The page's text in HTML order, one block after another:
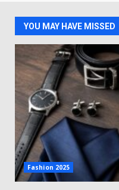
YOU MAY HAVE MISSED
Fashion 2025